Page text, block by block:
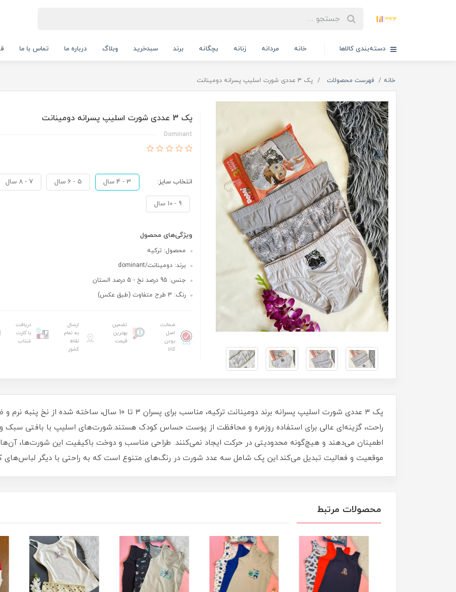
دسته‌بندی کالاها خانه مردانه زنانه بچگانه برند سبدخرید وبلاگ درباره ما تماس با ما
خانه فهرست محصولات پک 3 عددی شورت اسلیپ پسرانه دومینانت
پک 3 عددی شورت اسلیپ پسرانه دومینانت
Dominant
انتخاب سایز: 3 - 4 سال 5 - 6 سال 7 - 8 سال
9 - 10 سال
ویژگی‌های محصول
محصول: ترکیه
برند: دومینانت/dominant
جنس: 95 درصد نخ - 5 درصد الستان
رنگ: 3 طرح متفاوت (طبق عکس)
ضمانت
اصل
بودن
کالا
تضمین
بهترین
قیمت
ارسال
به تمام
نقاط
کشور
دریافت
با کارت
شتاب
پک ۳ عددی شورت اسلیپ پسرانه برند دومینانت ترکیه، مناسب برای
راحت، گزینه‌ای عالی برای استفاده روزمره و محافظت از پوست حساس کودک هستند.شورت‌های اسلیپ با بافتی سبک و
اطمینان می‌دهند و هیچ‌گونه محدودیتی در حرکت ایجاد نمی‌کنند. طراحی مناسب و دوخت باکیفیت این شورت‌ها، آن‌ها
موقعیت و فعالیت تبدیل می‌کند.این پک شامل سه عدد شورت در رنگ‌های متنوع است که به راحتی با دیگر
محصولات مرتبط